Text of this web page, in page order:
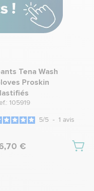
Tena Wash
Proskin
105919
5/5 - 1 avis
€